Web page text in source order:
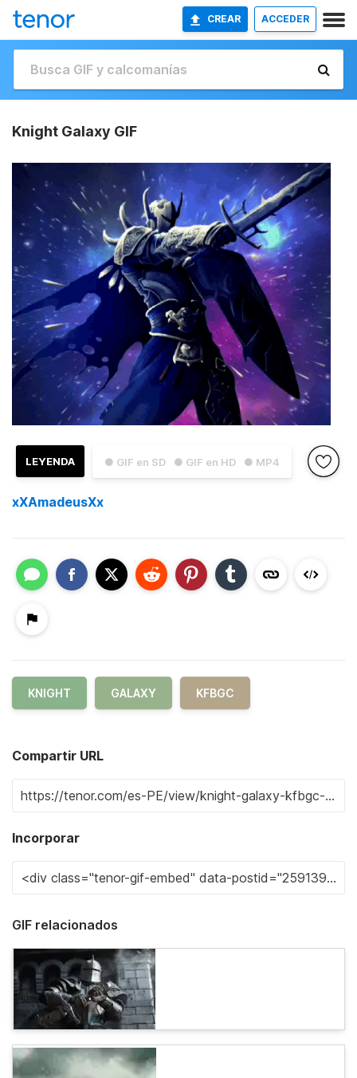
CREAR ACCEDER
Knight Galaxy GIF
● GIF en SD ● GIF en HD ● MP4
LEYENDA
xXAmadeusXx
KNIGHT GALAXY KFBGC
Compartir URL
Incorporar
GIF relacionados